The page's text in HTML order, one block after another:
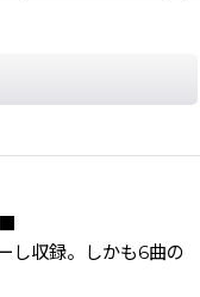
収録。しかも6曲の